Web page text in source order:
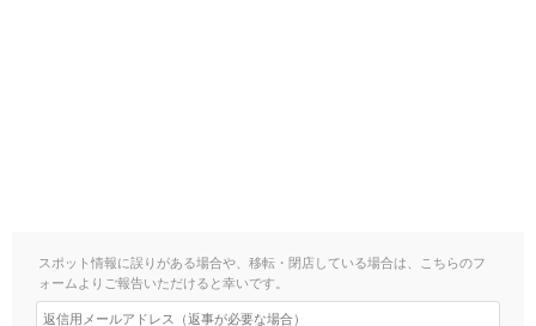
スポット情報に誤りがある場合や、移転・閉店している場合は、こちらのフ
ォームよりご報告いただけると幸いです。